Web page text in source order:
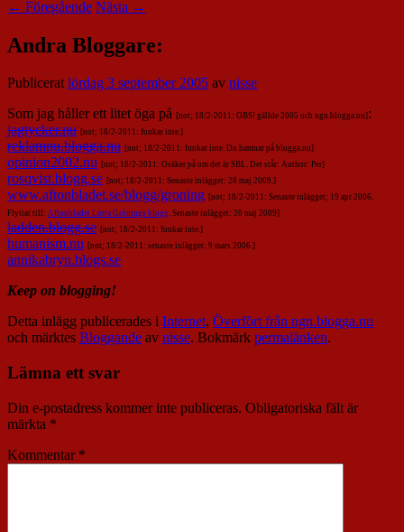
← Föregående Nästa →
Andra Bloggare:
Publiceratlördag 3 september 2005 av nisse
Som jag håller ett litet öga på [not; 18/2-2011: OBS! gällde 2005 och ngn.blogga.nu] :
jagtycker.nu [not; 18/2-2011: funkar inte.]
reklamnu.blogga.nu [not; 18/2-2011: funkar inte. Du hamnar på blogga.nu]
opinion2002.nu [not; 18/2-2011: Osäker på om det är SBL. Det står: Author: Per]
rosqvist.blogg.se [not; 18/2-2011: Senaste inlägget: 28 maj 2009.]
www.aftonbladet.se/blogg/groning [not; 18/2-2011: Senaste inlägget; 19 apr 2006.
Flyttat till: Aftonbladet Lotta Grönings blogg. Senaste inlägget: 20 maj 2009]
ladden.blogg.se [not; 18/2-2011: funkar inte.]
humanism.nu [not; 18/2-2011: senaste inlägget: 9 mars 2006.]
annikabryn.blogs.se
Keep on blogging!
Detta inlägg publicerades i Internet, Överfört från ngn.blogga.nu
och märktes Bloggande av nisse. Bokmärk permalänken.
Lämna ett svar
Din e-postadress kommer inte publiceras. Obligatoriska fält är
märkta *
Kommentar *